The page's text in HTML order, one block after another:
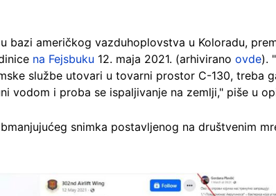
bazi američkog vazduhoplovstva u Koloradu,
na Fejsbuku 12. maja 2021. (arhivirano ovde).
službe utovari u tovarni prostor C-130, treba
vodom i proba se ispaljivanje na zemlji," piše u
snimka postavljenog na društvenim